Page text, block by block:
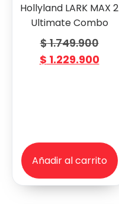
Hollyland LARK MAX 2
Ultimate Combo
$1.749.900
$ 1.229.900
Añadir al carrito